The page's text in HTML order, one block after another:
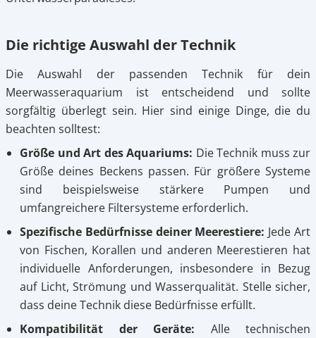
Die richtige Auswahl der Technik
Die Auswahl der passenden Technik für dein
Meerwasseraquarium ist entscheidend und sollte
sorgfältig überlegt sein. Hier sind einige Dinge, die du
beachten solltest:
Größe und Art des Aquariums: Die Technik muss zur
Größe deines Beckens passen. Für größere Systeme
sind beispielsweise stärkere Pumpen und
umfangreichere Filtersysteme erforderlich.
Spezifische Bedürfnisse deiner Meerestiere: Jede Art
von Fischen, Korallen und anderen Meerestieren hat
individuelle Anforderungen, insbesondere in Bezug
auf Licht, Strömung und Wasserqualität. Stelle sicher,
dass deine Technik diese Bedürfnisse erfüllt.
Kompatibilität der Geräte: Alle technischen